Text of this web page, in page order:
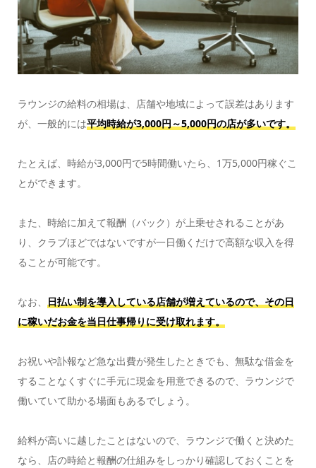
ラウンジの給料の相場は、店舗や地域によって誤差はあります
が、一般的には平均時給が3,000円～5,000円の店が多いです。
たとえば、時給が3,000円で5時間働いたら、1万5,000円稼ぐこ
とができます。
また、時給に加えて報酬（バック）が上乗せされることがあ
り、クラブほどではないですが一日働くだけで高額な収入を得
ることが可能です。
なお、 日払い制を導入している店舗が増えているので、その日
に稼いだお金を当日仕事帰りに受け取れます。
お祝いや訃報など急な出費が発生したときでも、無駄な借金を
することなくすぐに手元に現金を用意できるので、ラウンジで
働いていて助かる場面もあるでしょう。
給料が高いに越したことはないので、ラウンジで働くと決めた
なら、店の時給と報酬の仕組みをしっかり確認しておくことを